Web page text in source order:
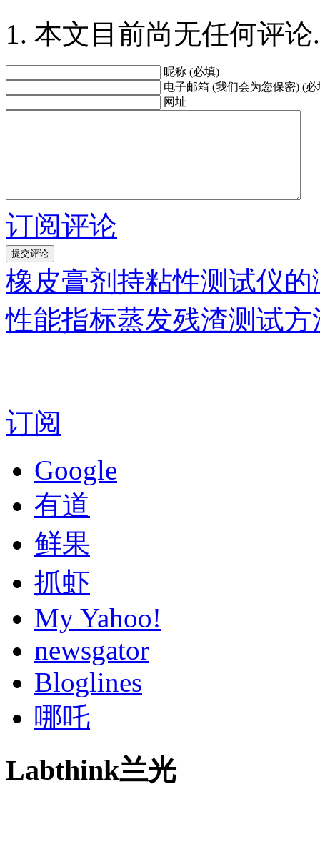
本文目前尚无任何评论.
昵称 (必填)
电子邮箱 (我们会为您保密) (必
网址
订阅评论
橡皮膏剂持粘性测试仪
性能指标蒸发残渣测试方
订阅
Google
有道
鲜果
抓虾
My Yahoo!
newsgator
Bloglines
哪吒
Labthink兰光